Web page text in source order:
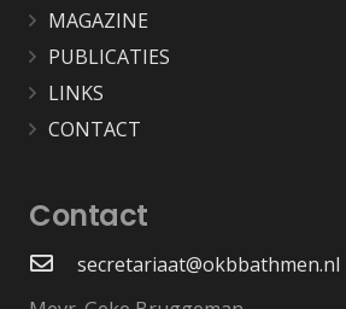
MAGAZINE
PUBLICATIES
LINKS
CONTACT
Contact
secretariaat@okbbathmen.nl